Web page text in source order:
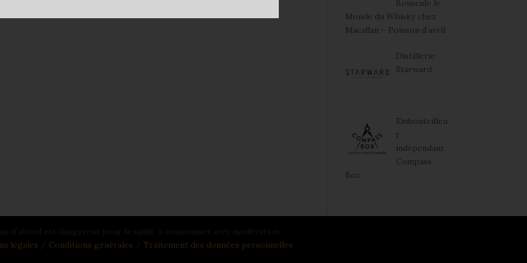
Bouscule le
Monde du Whisky chez
Macallan – Poisson d’avril
Distillerie
Starward
Embouteilleu
r
indépendant
Compass
Box
légales
Conditions générales Traitement des données personnelles